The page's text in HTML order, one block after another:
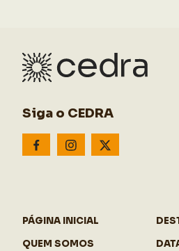
Siga o CEDRA
PÁGINA INICIAL
QUEM SOMOS